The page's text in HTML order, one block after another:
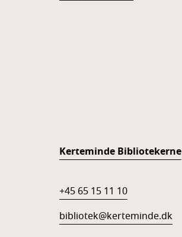
Kerteminde Bibliotekerne
+45 65 15 11 10
bibliotek@kerteminde.dk